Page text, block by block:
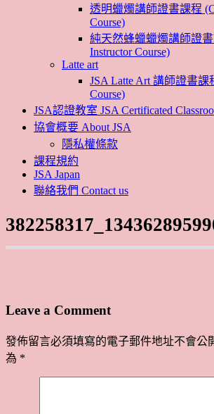
透明蠟燭講師證書課程
Course)
純天然蜂蠟蠟燭講師證書
Instructor Course)
Latte art
JSA Latte Art 講師證書課
Course)
JSA認證教室 JSA Certificated
協會概要 About JSA
隱私權條款
課程規約
JSA Japan
聯絡我們 Contact us
Leave a Comment
發佈留言必須填寫的電子郵件地址不會公
為 *